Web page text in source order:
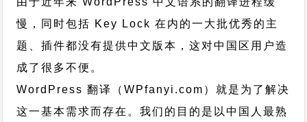
慢，同时包括 Key Lock 在内的一大批优秀的主
题、插件都没有提供中文版本，这对中国区用户造
成了很多不便。
WordPress 翻译（WPfanyi.com） 就是为了解决
这一基本需求而存在。我们的目的是以中国人最熟